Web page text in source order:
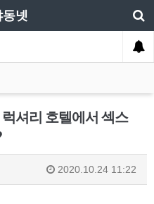
넷
셔리 호텔에서 섹스
2020.10.24 11:22